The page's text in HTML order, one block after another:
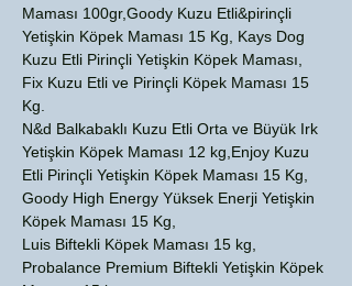
Maması 100gr,Goody Kuzu Etli&pirinçli
Yetişkin Köpek Maması 15 Kg, Kays Dog
Kuzu Etli Pirinçli Yetişkin Köpek Maması,
Fix Kuzu Etli ve Pirinçli Köpek Maması 15
Kg.
N&d Balkabaklı Kuzu Etli Orta ve Büyük Irk
Yetişkin Köpek Maması 12 kg,Enjoy Kuzu
Etli Pirinçli Yetişkin Köpek Maması 15 Kg,
Goody High Energy Yüksek Enerji Yetişkin
Köpek Maması 15 Kg,
Luis Biftekli Köpek Maması 15 kg,
Probalance Premium Biftekli Yetişkin Köpek